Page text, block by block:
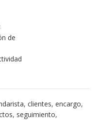
de
, clientes, encargo,
, seguimiento,